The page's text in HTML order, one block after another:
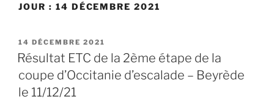
JOUR : 14 DÉCEMBRE 2021
PUBLIÉ
LE
14 DÉCEMBRE 2021
Résultat ETC de la 2ème étape de la
coupe d’Occitanie d’escalade – Beyrède
le 11/12/21